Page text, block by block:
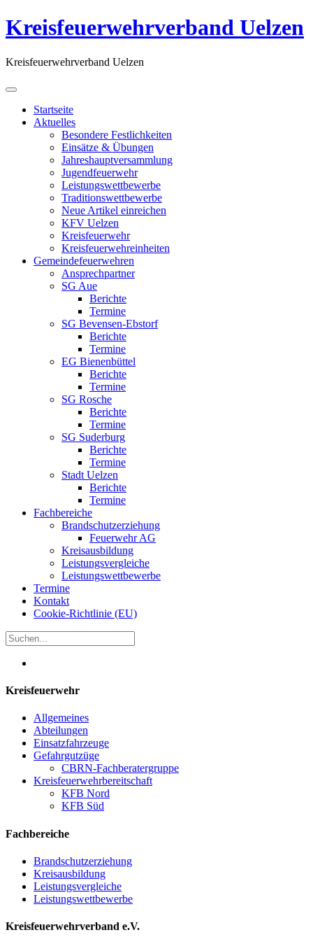
Kreisfeuerwehrverband Uelzen
Kreisfeuerwehrverband Uelzen
Startseite
Aktuelles
Besondere Festlichkeiten
Einsätze & Übungen
Jahreshauptversammlung
Jugendfeuerwehr
Leistungswettbewerbe
Traditionswettbewerbe
Neue Artikel einreichen
KFV Uelzen
Kreisfeuerwehr
Kreisfeuerwehreinheiten
Gemeindefeuerwehren
Ansprechpartner
SG Aue
Berichte
Termine
SG Bevensen-Ebstorf
Berichte
Termine
EG Bienenbüttel
Berichte
Termine
SG Rosche
Berichte
Termine
SG Suderburg
Berichte
Termine
Stadt Uelzen
Berichte
Termine
Fachbereiche
Brandschutzerziehung
Feuerwehr AG
Kreisausbildung
Leistungsvergleiche
Leistungswettbewerbe
Termine
Kontakt
Cookie-Richtlinie (EU)
Kreisfeuerwehr
Allgemeines
Abteilungen
Einsatzfahrzeuge
Gefahrgutzüge
CBRN-Fachberatergruppe
Kreisfeuerwehrbereitschaft
KFB Nord
KFB Süd
Fachbereiche
Brandschutzerziehung
Kreisausbildung
Leistungsvergleiche
Leistungswettbewerbe
Kreisfeuerwehrverband e.V.